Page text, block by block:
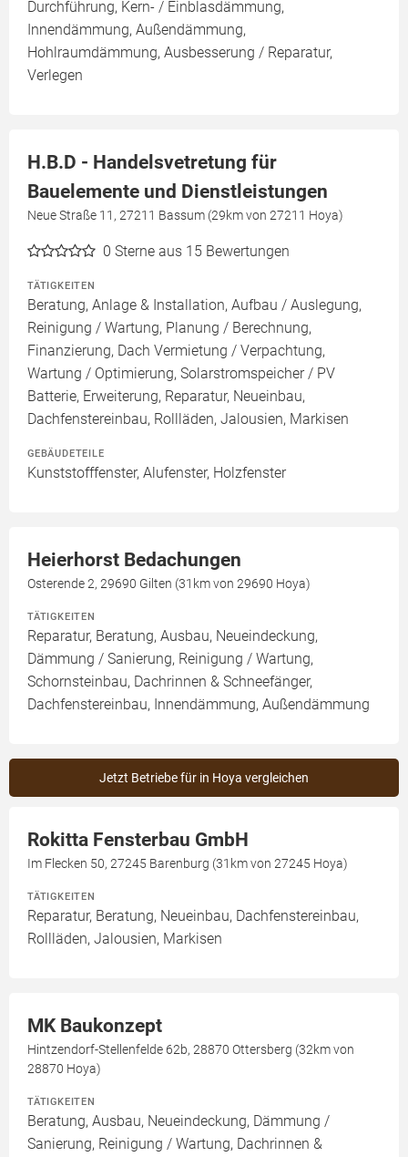
Durchführung, Kern- / Einblasdämmung,
Innendämmung, Außendämmung,
Hohlraumdämmung, Ausbesserung / Reparatur,
Verlegen
H.B.D - Handelsvetretung für
Bauelemente und Dienstleistungen
Neue Straße 11, 27211 Bassum (29km von 27211 Hoya)
0 Sterne aus 15 Bewertungen
TÄTIGKEITEN
Beratung, Anlage & Installation, Aufbau / Auslegung,
Reinigung / Wartung, Planung / Berechnung,
Finanzierung, Dach Vermietung / Verpachtung,
Wartung / Optimierung, Solarstromspeicher / PV
Batterie, Erweiterung, Reparatur, Neueinbau,
Dachfenstereinbau, Rollläden, Jalousien, Markisen
GEBÄUDETEILE
Kunststofffenster, Alufenster, Holzfenster
Heierhorst Bedachungen
Osterende 2, 29690 Gilten (31km von 29690 Hoya)
TÄTIGKEITEN
Reparatur, Beratung, Ausbau, Neueindeckung,
Dämmung / Sanierung, Reinigung / Wartung,
Schornsteinbau, Dachrinnen & Schneefänger,
Dachfenstereinbau, Innendämmung, Außendämmung
Jetzt Betriebe für in Hoya vergleichen
Rokitta Fensterbau GmbH
Im Flecken 50, 27245 Barenburg (31km von 27245 Hoya)
TÄTIGKEITEN
Reparatur, Beratung, Neueinbau, Dachfenstereinbau,
Rollläden, Jalousien, Markisen
MK Baukonzept
Hintzendorf-Stellenfelde 62b, 28870 Ottersberg (32km von
28870 Hoya)
TÄTIGKEITEN
Beratung, Ausbau, Neueindeckung, Dämmung /
Sanierung, Reinigung / Wartung, Dachrinnen &